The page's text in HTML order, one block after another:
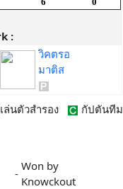
:
วิคตรอ
มาติส
ล่นตัวสำรอง กัปตันทีม
-
Won by
Knowckout